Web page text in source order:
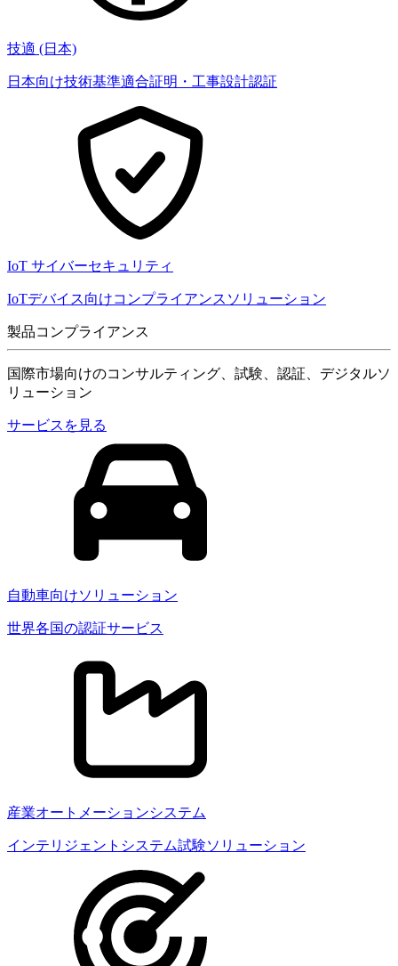
技適 (日本)
日本向け技術基準適合証明・工事設計認証
IoT サイバーセキュリティ
IoTデバイス向けコンプライアンスソリューション
製品コンプライアンス
国際市場向けのコンサルティング、試験、認証、デジタルソ
リューション
サービスを見る
自動車向けソリューション
世界各国の認証サービス
産業オートメーションシステム
インテリジェントシステム試験ソリューション